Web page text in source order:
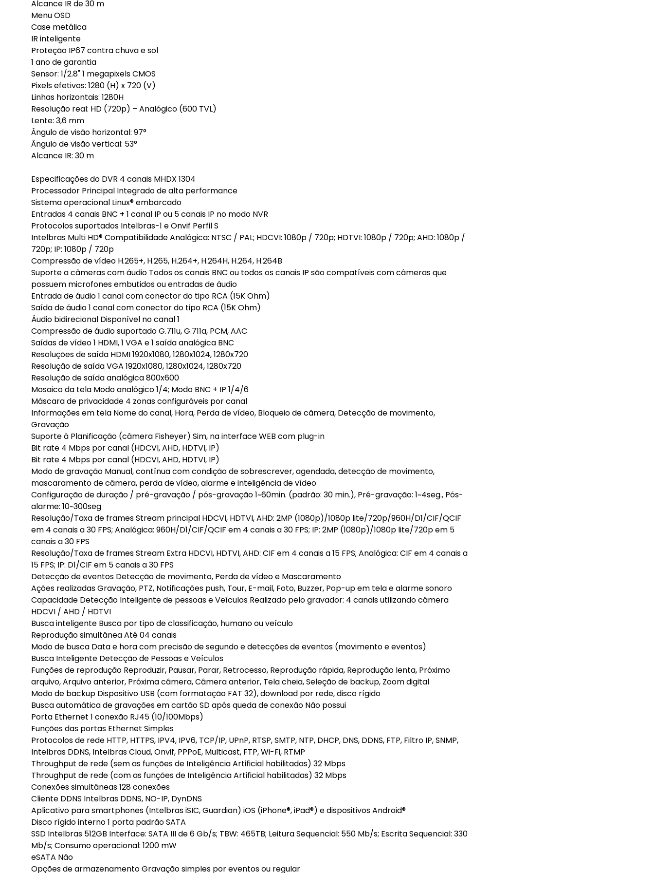
Alcance IR de 30 m
Menu OSD
Case metálica
IR inteligente
Proteção IP67 contra chuva e sol
1 ano de garantia
Sensor: 1/2.8" 1 megapixels CMOS
Pixels efetivos: 1280 (H) x 720 (V)
Linhas horizontais: 1280H
Resolução real: HD (720p) – Analógico (600 TVL)
Lente: 3,6 mm
Ângulo de visão horizontal: 97°
Ângulo de visão vertical: 53°
Alcance IR: 30 m
Especificações do DVR 4 canais MHDX 1304
Processador Principal Integrado de alta performance
Sistema operacional Linux® embarcado
Entradas 4 canais BNC + 1 canal IP ou 5 canais IP no modo NVR
Protocolos suportados Intelbras-1 e Onvif Perfil S
Intelbras Multi HD® Compatibilidade Analógica: NTSC / PAL; HDCVI: 1080p / 720p; HDTVI: 1080p / 720p; AHD: 1080p /
720p; IP: 1080p / 720p
Compressão de vídeo H.265+, H.265, H.264+, H.264H, H.264, H.264B
Suporte a câmeras com áudio Todos os canais BNC ou todos os canais IP são compatíveis com câmeras que
possuem microfones embutidos ou entradas de áudio
Entrada de áudio 1 canal com conector do tipo RCA (15K Ohm)
Saída de áudio 1 canal com conector do tipo RCA (15K Ohm)
Áudio bidirecional Disponível no canal 1
Compressão de áudio suportado G.711u, G.711a, PCM, AAC
Saídas de vídeo 1 HDMI, 1 VGA e 1 saída analógica BNC
Resoluções de saída HDMI 1920x1080, 1280x1024, 1280x720
Resolução de saída VGA 1920x1080, 1280x1024, 1280x720
Resolução de saída analógica 800x600
Mosaico da tela Modo analógico 1/4; Modo BNC + IP 1/4/6
Máscara de privacidade 4 zonas configuráveis por canal
Informações em tela Nome do canal, Hora, Perda de vídeo, Bloqueio de câmera, Detecção de movimento,
Gravação
Suporte à Planificação (câmera Fisheyer) Sim, na interface WEB com plug-in
Bit rate 4 Mbps por canal (HDCVI, AHD, HDTVI, IP)
Bit rate 4 Mbps por canal (HDCVI, AHD, HDTVI, IP)
Modo de gravação Manual, contínua com condição de sobrescrever, agendada, detecção de movimento,
mascaramento de câmera, perda de vídeo, alarme e inteligência de vídeo
Configuração de duração / pré-gravação / pós-gravação 1~60min. (padrão: 30 min.), Pré-gravação: 1~4seg., Pós-
alarme: 10~300seg
Resolução/Taxa de frames Stream principal HDCVI, HDTVI, AHD: 2MP (1080p)/1080p lite/720p/960H/D1/CIF/QCIF
em 4 canais a 30 FPS; Analógica: 960H/D1/CIF/QCIF em 4 canais a 30 FPS; IP: 2MP (1080p)/1080p lite/720p em 5
canais a 30 FPS
Resolução/Taxa de frames Stream Extra HDCVI, HDTVI, AHD: CIF em 4 canais a 15 FPS; Analógica: CIF em 4 canais a
15 FPS; IP: D1/CIF em 5 canais a 30 FPS
Detecção de eventos Detecção de movimento, Perda de vídeo e Mascaramento
Ações realizadas Gravação, PTZ, Notificações push, Tour, E-mail, Foto, Buzzer, Pop-up em tela e alarme sonoro
Capacidade Detecção Inteligente de pessoas e Veículos Realizado pelo gravador: 4 canais utilizando câmera
HDCVI / AHD / HDTVI
Busca inteligente Busca por tipo de classificação, humano ou veículo
Reprodução simultânea Até 04 canais
Modo de busca Data e hora com precisão de segundo e detecções de eventos (movimento e eventos)
Busca Inteligente Detecção de Pessoas e Veículos
Funções de reprodução Reproduzir, Pausar, Parar, Retrocesso, Reprodução rápida, Reprodução lenta, Próximo
arquivo, Arquivo anterior, Próxima câmera, Câmera anterior, Tela cheia, Seleção de backup, Zoom digital
Modo de backup Dispositivo USB (com formatação FAT 32), download por rede, disco rígido
Busca automática de gravações em cartão SD após queda de conexão Não possui
Porta Ethernet 1 conexão RJ45 (10/100Mbps)
Funções das portas Ethernet Simples
Protocolos de rede HTTP, HTTPS, IPV4, IPV6, TCP/IP, UPnP, RTSP, SMTP, NTP, DHCP, DNS, DDNS, FTP, Filtro IP, SNMP,
Intelbras DDNS, Intelbras Cloud, Onvif, PPPoE, Multicast, FTP, Wi-Fi, RTMP
Throughput de rede (sem as funções de Inteligência Artificial habilitadas) 32 Mbps
Throughput de rede (com as funções de Inteligência Artificial habilitadas) 32 Mbps
Conexões simultâneas 128 conexões
Cliente DDNS Intelbras DDNS, NO-IP, DynDNS
Aplicativo para smartphones (Intelbras iSIC, Guardian) iOS (iPhone®, iPad®) e dispositivos Android®
Disco rígido interno 1 porta padrão SATA
SSD Intelbras 512GB Interface: SATA III de 6 Gb/s; TBW: 465TB; Leitura Sequencial: 550 Mb/s; Escrita Sequencial: 330
Mb/s; Consumo operacional: 1200 mW
eSATA Não
Opções de armazenamento Gravação simples por eventos ou regular